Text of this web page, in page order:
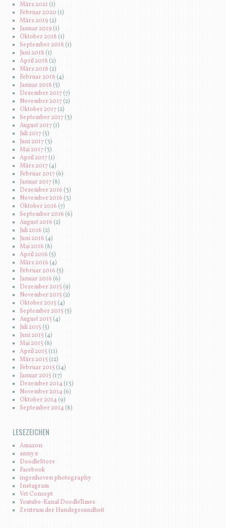
März 2021(1)
Februar 2020 (1)
März 2019 (2)
Januar 2019 (1)
Oktober 2018 (1)
September 2018 (1)
Juni 2018 (1)
April 2018 (2)
März 2018 (2)
Februar 2018(4)
Januar 2018 (5)
Dezember 2017(7)
November 2017(2)
Oktober 2017(2)
September 2017(3)
August 2017(1)
Juli 2017(5)
Juni 2017(3)
Mai 2017(3)
April 2017(1)
März 2017(4)
Februar 2017(6)
Januar 2017(8)
Dezember 2016 (3)
November 2016 (3)
Oktober 2016 (7)
September 2016 (6)
August 2016(2)
Juli 2016 (2)
Juni 2016 (4)
Mai 2016 (8)
April 2016 (5)
März 2016 (4)
Februar 2016(5)
Januar 2016 (6)
Dezember 2015 (9)
November 2015 (2)
Oktober 2015 (4)
September 2015 (5)
August 2015 (4)
Juli 2015 (5)
Juni 2015 (4)
Mai 2015(8)
April 2015 (11)
März 2015(12)
Februar 2015 (14)
Januar 2015 (17)
Dezember 2014(13)
November 2014(6)
Oktober 2014(9)
September 2014(8)
LESEZEICHEN
Amazon
anny x
DoodleStore
Facebook
ingenhoven photography
Instagram
Vet Concept
Youtube-Kanal DoodleTimes
Zentrum der Hundegesundheit